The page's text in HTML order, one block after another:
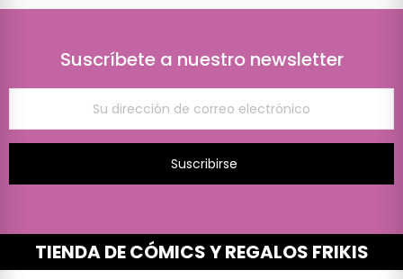
Suscríbete a nuestro newsletter
Suscribirse
TIENDA DE CÓMICS Y REGALOS FRIKIS